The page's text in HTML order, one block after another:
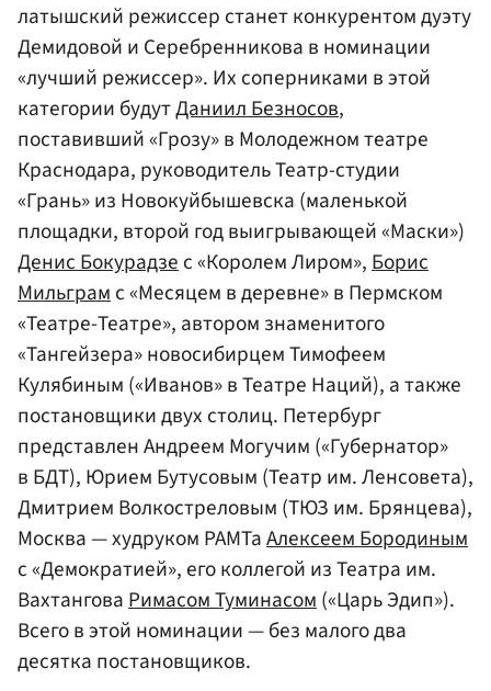
латышский режиссер станет конкурентом дуэту
Демидовой и Серебренникова в номинации
«лучший режиссер». Их соперниками в этой
категории будутДаниил Безносов,
поставивший «Грозу» в Молодежном театре
Краснодара, руководитель Театр-студии
«Грань» из Новокуйбышевска (маленькой
площадки, второй год выигрывающей «Маски»)
Денис Бокурадзес «Королем Лиром»,Борис
Мильграмс «Месяцем в деревне» в Пермском
«Театре-Театре», автором знаменитого
«Тангейзера» новосибирцем Тимофеем
Кулябиным («Иванов» в Театре Наций), а также
постановщики двух столиц. Петербург
представлен Андреем Могучим («Губернатор»
в БДТ), Юрием Бутусовым (Театр им. Ленсовета),
Дмитрием Волкостреловым (ТЮЗ им. Брянцева),
Москва — худруком РАМТаАлексеем Бородиным
с «Демократией», его коллегой из Театра им.
ВахтанговаРимасом Туминасом(«Царь Эдип»).
Всего в этой номинации — без малого два
десятка постановщиков.